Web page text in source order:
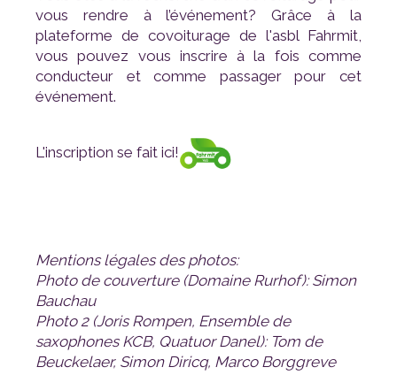
plateforme de covoiturage de l'asbl Fahrmit
événement.
L'inscription se fait ici!
Mentions légales des photos:
Bauchau
Beuckelaer, Simon Diricq, Marco Borggreve